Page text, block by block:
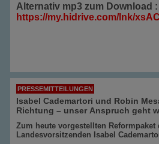
Alternativ mp3 zum Download :
https://my.hidrive.com/lnk/
PRESSEMITTEILUNGEN
Isabel Cademartori und Robin
Richtung – unser Anspruch geht
Zum heute vorgestellten
Landesvorsitzenden Isabel